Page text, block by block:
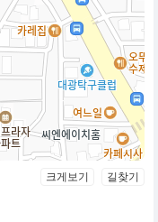
크게보기 길찾기